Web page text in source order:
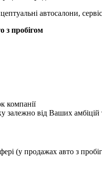
автосалони,
з пробігом
компанії
залежно від Ваших амбіцій
(у продажах авто з